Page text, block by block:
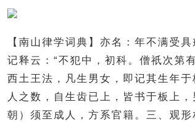
【南山律学词典】亦名：年不满受
记释云：“不犯中，初科。僧祇次第
西土王法，凡生男女，即记其生年
人之数，自生齿已上，皆书于板上
朝）须至成人，方系官籍。三、观